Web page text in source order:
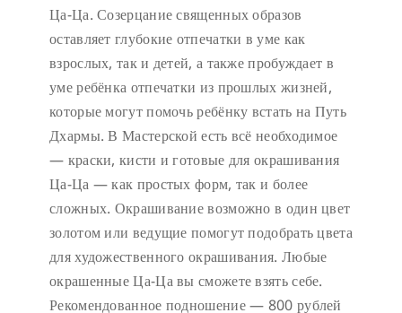
Ца-Ца. Созерцание священных образов
оставляет глубокие отпечатки в уме как
взрослых, так и детей, а также пробуждает в
уме ребёнка отпечатки из прошлых жизней,
которые могут помочь ребёнку встать на Путь
Дхармы. В Мастерской есть всё необходимое
— краски, кисти и готовые для окрашивания
Ца-Ца — как простых форм, так и более
сложных. Окрашивание возможно в один цвет
золотом или ведущие помогут подобрать цвета
для художественного окрашивания. Любые
окрашенные Ца-Ца вы сможете взять себе.
Рекомендованное подношение — 800 рублей